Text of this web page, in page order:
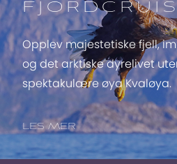
Open
experience
Opplev majestetiske fjell,
og det arktiske dyrelivet
spektakulære øya Kvaløya.
LES MER